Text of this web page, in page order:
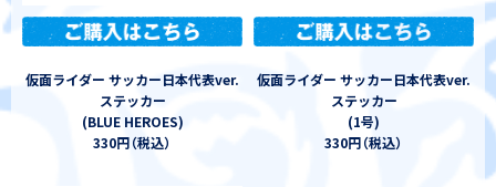
仮面ライダー サッカー日本代表ver.
ステッカー
(BLUE HEROES)
330円（税込）
仮面ライダー サッカー日本代表ver.
ステッカー
(1号)
330円（税込）